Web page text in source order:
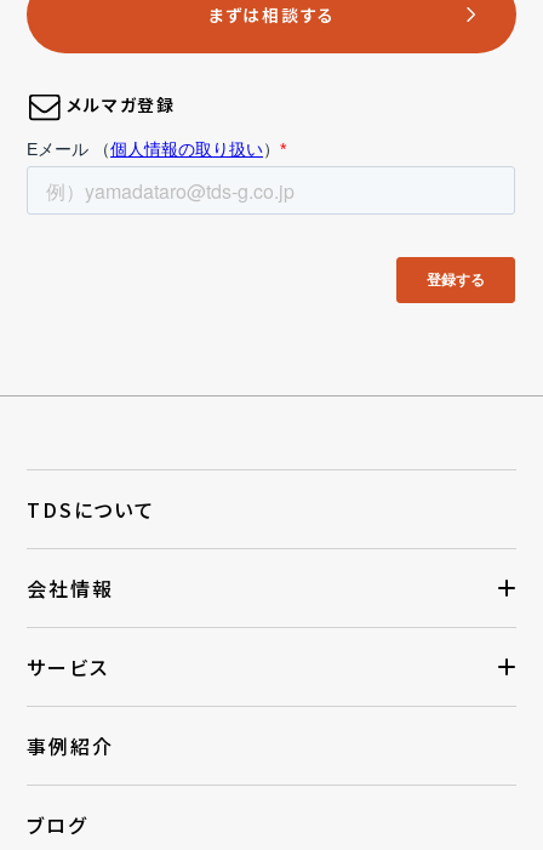
まずは相談する
メルマガ登録
TDSについて
会社情報
サービス
事例紹介
ブログ